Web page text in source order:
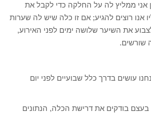
אני ממליץ לה על החלקה כדי לקבל את
רוצים להגיע; אם זו כלה שיש לה שערות
את השיער שלושה ימים לפני האירוע,
שורשים.
עושים בדרך כלל שבועיים לפני יום
בעצם בודקים את דרישת הכלה, הנתונים